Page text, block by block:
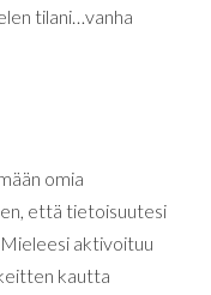
tilani…vanha
omia
, että tietoisuutesi
Mieleesi aktivoituu
kautta